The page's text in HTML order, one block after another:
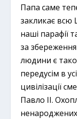
Папа саме
закликає всю
наші парафії
за
людини є
передусім в
цивілізації
Павло ІІ.